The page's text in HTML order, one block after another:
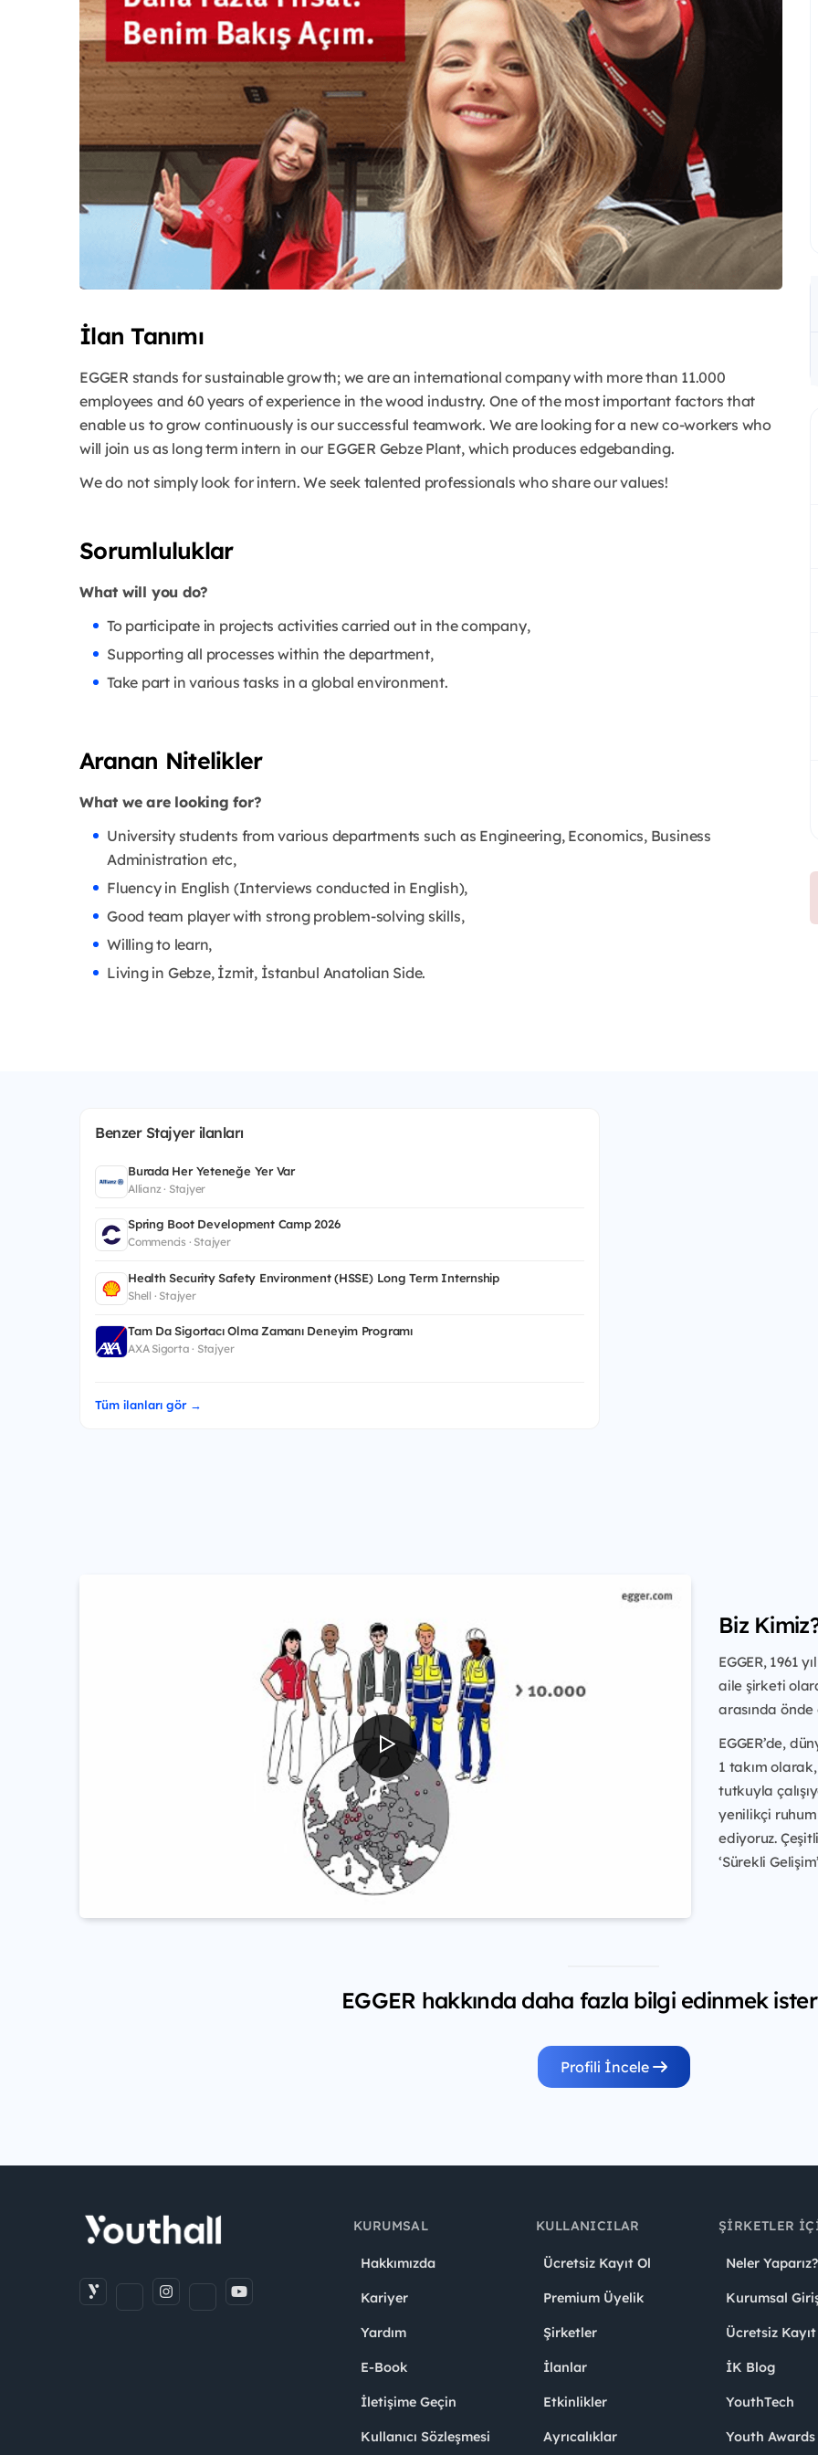
İlan Tanımı
EGGER stands for sustainable growth; we are an international company with more than 11.000
employees and 60 years of experience in the wood industry. One of the most important factors that
enable us to grow continuously is our successful teamwork. We are looking for a new co-workers who
will join us as long term intern in our EGGER Gebze Plant, which produces edgebanding.
We do not simply look for intern. We seek talented professionals who share our values!
Sorumluluklar
What will you do?
To participate in projects activities carried out in the company,
Supporting all processes within the department,
Take part in various tasks in a global environment.
Aranan Nitelikler
What we are looking for?
University students from various departments such as Engineering, Economics, Business
Administration etc,
Fluency in English (Interviews conducted in English),
Good team player with strong problem-solving skills,
Willing to learn,
Living in Gebze, İzmit, İstanbul Anatolian Side.
Benzer Stajyer ilanları
Burada Her Yeteneğe Yer Var
Allianz · Stajyer
Spring Boot Development Camp 2026
Commencis · Stajyer
Health Security Safety Environment (HSSE) Long Term Internship
Shell · Stajyer
Tam Da Sigortacı Olma Zamanı Deneyim Programı
AXA Sigorta · Stajyer
Tüm ilanları gör →
Biz
EGGER, 1961
aile şirketi
arasında
EGGER’de,
1 takım
tutkuyla
yenilikçi
ediyoruz.
‘Sürekli
EGGER hakkında daha fazla bilgi edinmek
Profili İncele
KURUMSAL
Hakkımızda
Kariyer
Yardım
E-Book
İletişime Geçin
Kullanıcı Sözleşmesi
KULLANICILAR
Ücretsiz Kayıt Ol
Premium Üyelik
Şirketler
İlanlar
Etkinlikler
Ayrıcalıklar
ŞIRKETLER
Neler Yaparız?
Kurumsal
Ücretsiz
İK Blog
YouthTech
Youth Awards